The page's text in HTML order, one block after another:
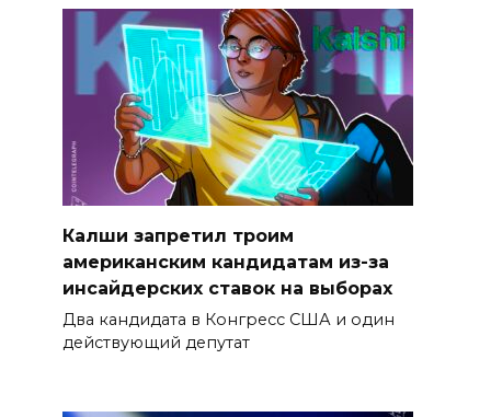
Калши запретил троим
американским кандидатам из-за
инсайдерских ставок на выборах
Два кандидата в Конгресс США и один
действующий депутат